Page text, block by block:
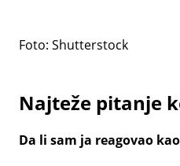
Foto: Shutterstock
Najteže pitanje
Da li sam ja reagovao